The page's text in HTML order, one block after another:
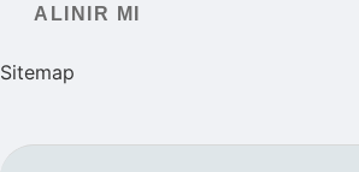
Yasal Uyarı
Hakkımızda
ALINIR MI
Sitemap